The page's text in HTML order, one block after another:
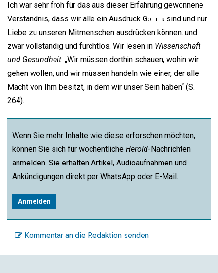
Ich war sehr froh für das aus dieser Erfahrung gewonnene
Verständnis, dass wir alle ein Ausdruck Gottes sind und nur
Liebe zu unseren Mitmenschen ausdrücken können, und
zwar vollständig und furchtlos. Wir lesen in Wissenschaft
und Gesundheit: „Wir müssen dorthin schauen, wohin wir
gehen wollen, und wir müssen handeln wie einer, der alle
Macht von Ihm besitzt, in dem wir unser Sein haben“ (S.
264).
Wenn Sie mehr Inhalte wie diese erforschen möchten,
können Sie sich für wöchentliche Herold-Nachrichten
anmelden. Sie erhalten Artikel, Audioaufnahmen und
Ankündigungen direkt per WhatsApp oder E-Mail.
Anmelden
Kommentar an die Redaktion senden